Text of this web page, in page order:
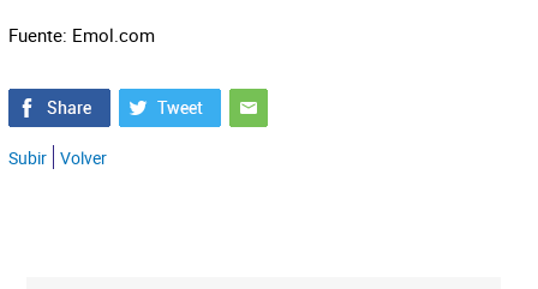
Fuente: Emol.com
Subir Volver